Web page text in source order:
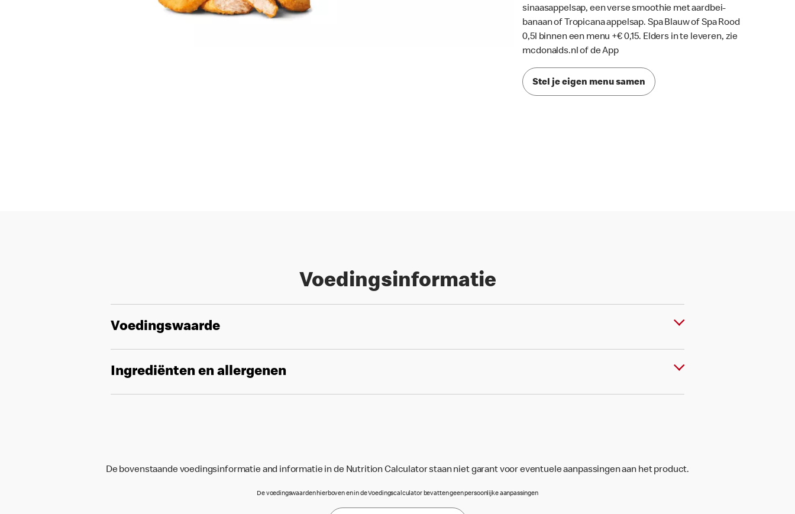
sinaasappelsap, een verse smoothie met aardbei-
banaan of Tropicana appelsap. Spa Blauw of Spa Rood
0,5l binnen een menu +€ 0,15. Elders in te leveren, zie
mcdonalds.nl of de App
Stel je eigen menu samen
Voedingsinformatie
Voedingswaarde
Ingrediënten en allergenen
De bovenstaande voedingsinformatie and informatie in de Nutrition Calculator staan niet garant voor eventuele aanpassingen aan het product.
De voedingswaarden hierboven en in de Voedingscalculator bevatten geen persoonlijke aanpassingen